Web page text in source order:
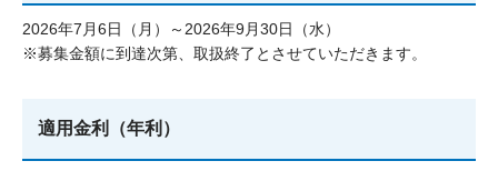
2026年7月6日（月）～2026年9月30日（水）
※募集金額に到達次第、取扱終了とさせていただきます。
適用金利（年利）